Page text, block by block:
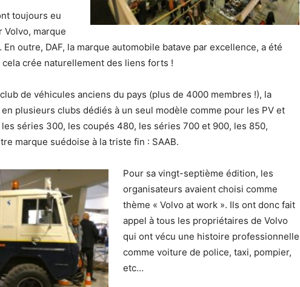
toujours eu
Volvo, marque
outre, DAF, la marque automobile batave par excellence, a été
crée naturellement des liens forts !
de véhicules anciens du pays (plus de 4000 membres !), la
plusieurs clubs dédiés à un seul modèle comme pour les PV et
séries 300, les coupés 480, les séries 700 et 900, les 850,
marque suédoise à la triste fin : SAAB.
Pour sa vingt-septième édition, les
organisateurs avaient choisi comme
thème « Volvo at work ». Ils ont donc fait
appel à tous les propriétaires de Volvo
qui ont vécu une histoire professionnelle
comme voiture de police, taxi, pompier,
etc…